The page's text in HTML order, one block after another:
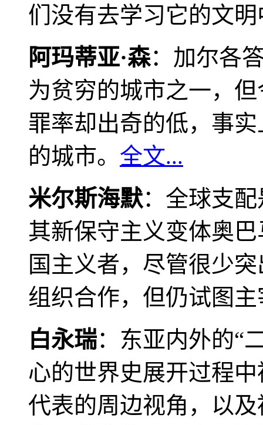
们没有去学习它的文
阿玛蒂亚·森：加尔各
为贫穷的城市之一，
罪率却出奇的低，事
的城市。 全文...
米尔斯海默：全球支
其新保守主义变体奥
国主义者，尽管很少
组织合作，但仍试图
白永瑞：东亚内外的“
心的世界史展开过程
代表的周边视角，以